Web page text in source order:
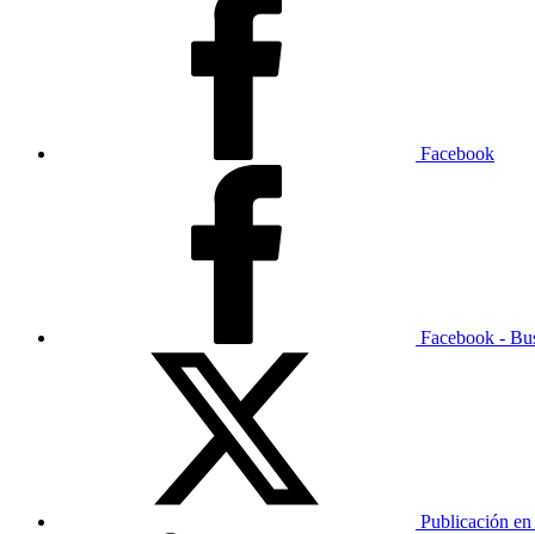
Facebook
Facebook -
Publicación